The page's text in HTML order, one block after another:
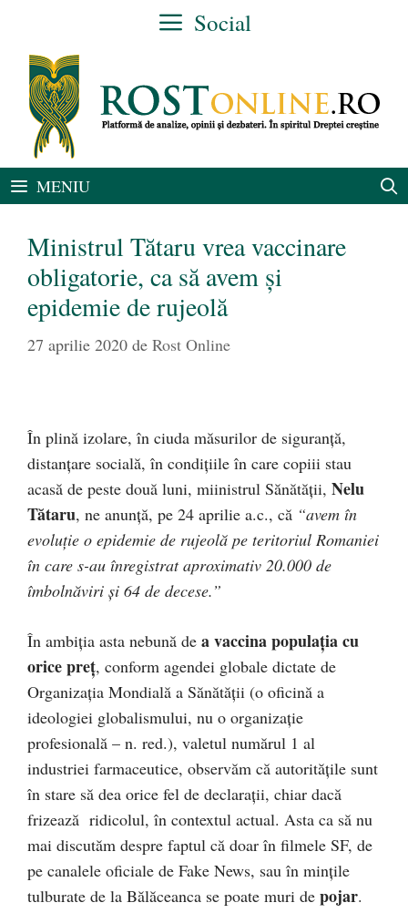
conținut
Social
MENIU
Ministrul Tătaru vrea vaccinare
obligatorie, ca să avem și
epidemie de rujeolă
27 aprilie 2020 de Rost Online
În plină izolare, în ciuda măsurilor de siguranță,
distanțare socială, în condițiile în care copiii stau
acasă de peste două luni, miinistrul Sănătății, Nelu
Tătaru, ne anunță, pe 24 aprilie a.c., că “avem în
evoluție o epidemie de rujeolă pe teritoriul Romaniei
în care s-au înregistrat aproximativ 20.000 de
îmbolnăviri și 64 de decese.”
În ambiția asta nebună de a vaccina populația cu
orice preț, conform agendei globale dictate de
Organizația Mondială a Sănătății (o oficină a
ideologiei globalismului, nu o organizație
profesională – n. red.), valetul numărul 1 al
industriei farmaceutice, observăm că autoritățile sunt
în stare să dea orice fel de declarații, chiar dacă
frizează ridicolul, în contextul actual. Asta ca să nu
mai discutăm despre faptul că doar în filmele SF, de
pe canalele oficiale de Fake News, sau în mințile
tulburate de la Bălăceanca se poate muri de pojar.